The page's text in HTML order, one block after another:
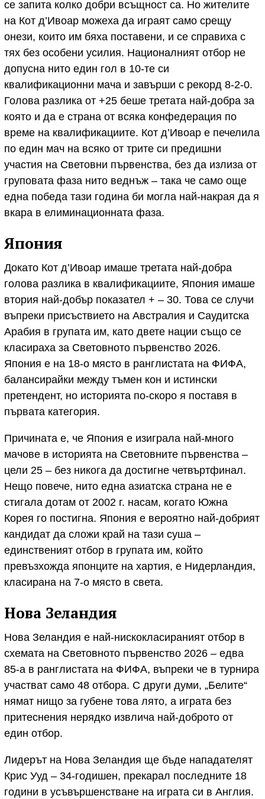
се запита колко добри всъщност са. Но жителите
на Кот д’Ивоар можеха да играят само срещу
онези, които им бяха поставени, и се справиха с
тях без особени усилия. Националният отбор не
допусна нито един гол в 10-те си
квалификационни мача и завърши с рекорд 8-2-0.
Голова разлика от +25 беше третата най-добра за
която и да е страна от всяка конфедерация по
време на квалификациите. Кот д’Ивоар е печелила
по един мач на всяко от трите си предишни
участия на Световни първенства, без да излиза от
груповата фаза нито веднъж – така че само още
една победа тази година би могла най-накрая да я
вкара в елиминационната фаза.
Япония
Докато Кот д’Ивоар имаше третата най-добра
голова разлика в квалификациите, Япония имаше
втория най-добър показател + – 30. Това се случи
въпреки присъствието на Австралия и Саудитска
Арабия в групата им, като двете нации също се
класираха за Световното първенство 2026.
Япония е на 18-о място в ранглистата на ФИФА,
балансирайки между тъмен кон и истински
претендент, но историята по-скоро я поставя в
първата категория.
Причината е, че Япония е изиграла най-много
мачове в историята на Световните първенства –
цели 25 – без никога да достигне четвъртфинал.
Нещо повече, нито една азиатска страна не е
стигала дотам от 2002 г. насам, когато Южна
Корея го постигна. Япония е вероятно най-добрият
кандидат да сложи край на тази суша –
единственият отбор в групата им, който
превъзхожда японците на хартия, е Нидерландия,
класирана на 7-о място в света.
Нова Зеландия
Нова Зеландия е най-нискокласираният отбор в
схемата на Световното първенство 2026 – едва
85-а в ранглистата на ФИФА, въпреки че в турнира
участват само 48 отбора. С други думи, „Белите“
нямат нищо за губене това лято, а играта без
притеснения нерядко извлича най-доброто от
един отбор.
Лидерът на Нова Зеландия ще бъде нападателят
Крис Ууд – 34-годишен, прекарал последните 18
години в усъвършенстване на играта си в Англия.